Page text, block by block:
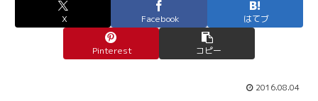
X Facebook はてブ
Pinterest コピー
2016.08.04